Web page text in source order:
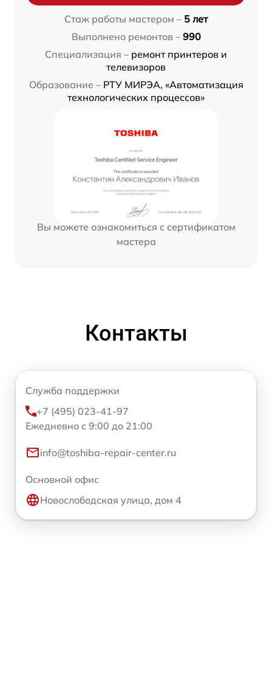
Стаж работы мастером – 5 лет
Выполнено ремонтов – 990
Специализация – ремонт принтеров и
телевизоров
Образование – РТУ МИРЭА, «Автоматизация
технологических процессов»
Вы можете ознакомиться с сертификатом
мастера
Контакты
Служба поддержки
+7 (495) 023-41-97
Ежедневно с 9:00 до 21:00
info@toshiba-repair-center.ru
Основной офис
Новослободская улица, дом 4